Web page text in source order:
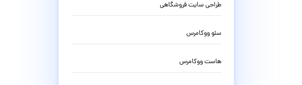
طراحی سایت فروشگاهی
سئو ووکامرس
هاست ووکامرس